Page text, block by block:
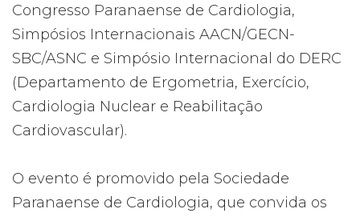
Congresso Paranaense de Cardiologia,
Simpósios Internacionais AACN/GECN-
SBC/ASNC e Simpósio Internacional do DERC
(Departamento de Ergometria, Exercício,
Cardiologia Nuclear e Reabilitação
Cardiovascular).
O evento é promovido pela Sociedade
Paranaense de Cardiologia, que convida os